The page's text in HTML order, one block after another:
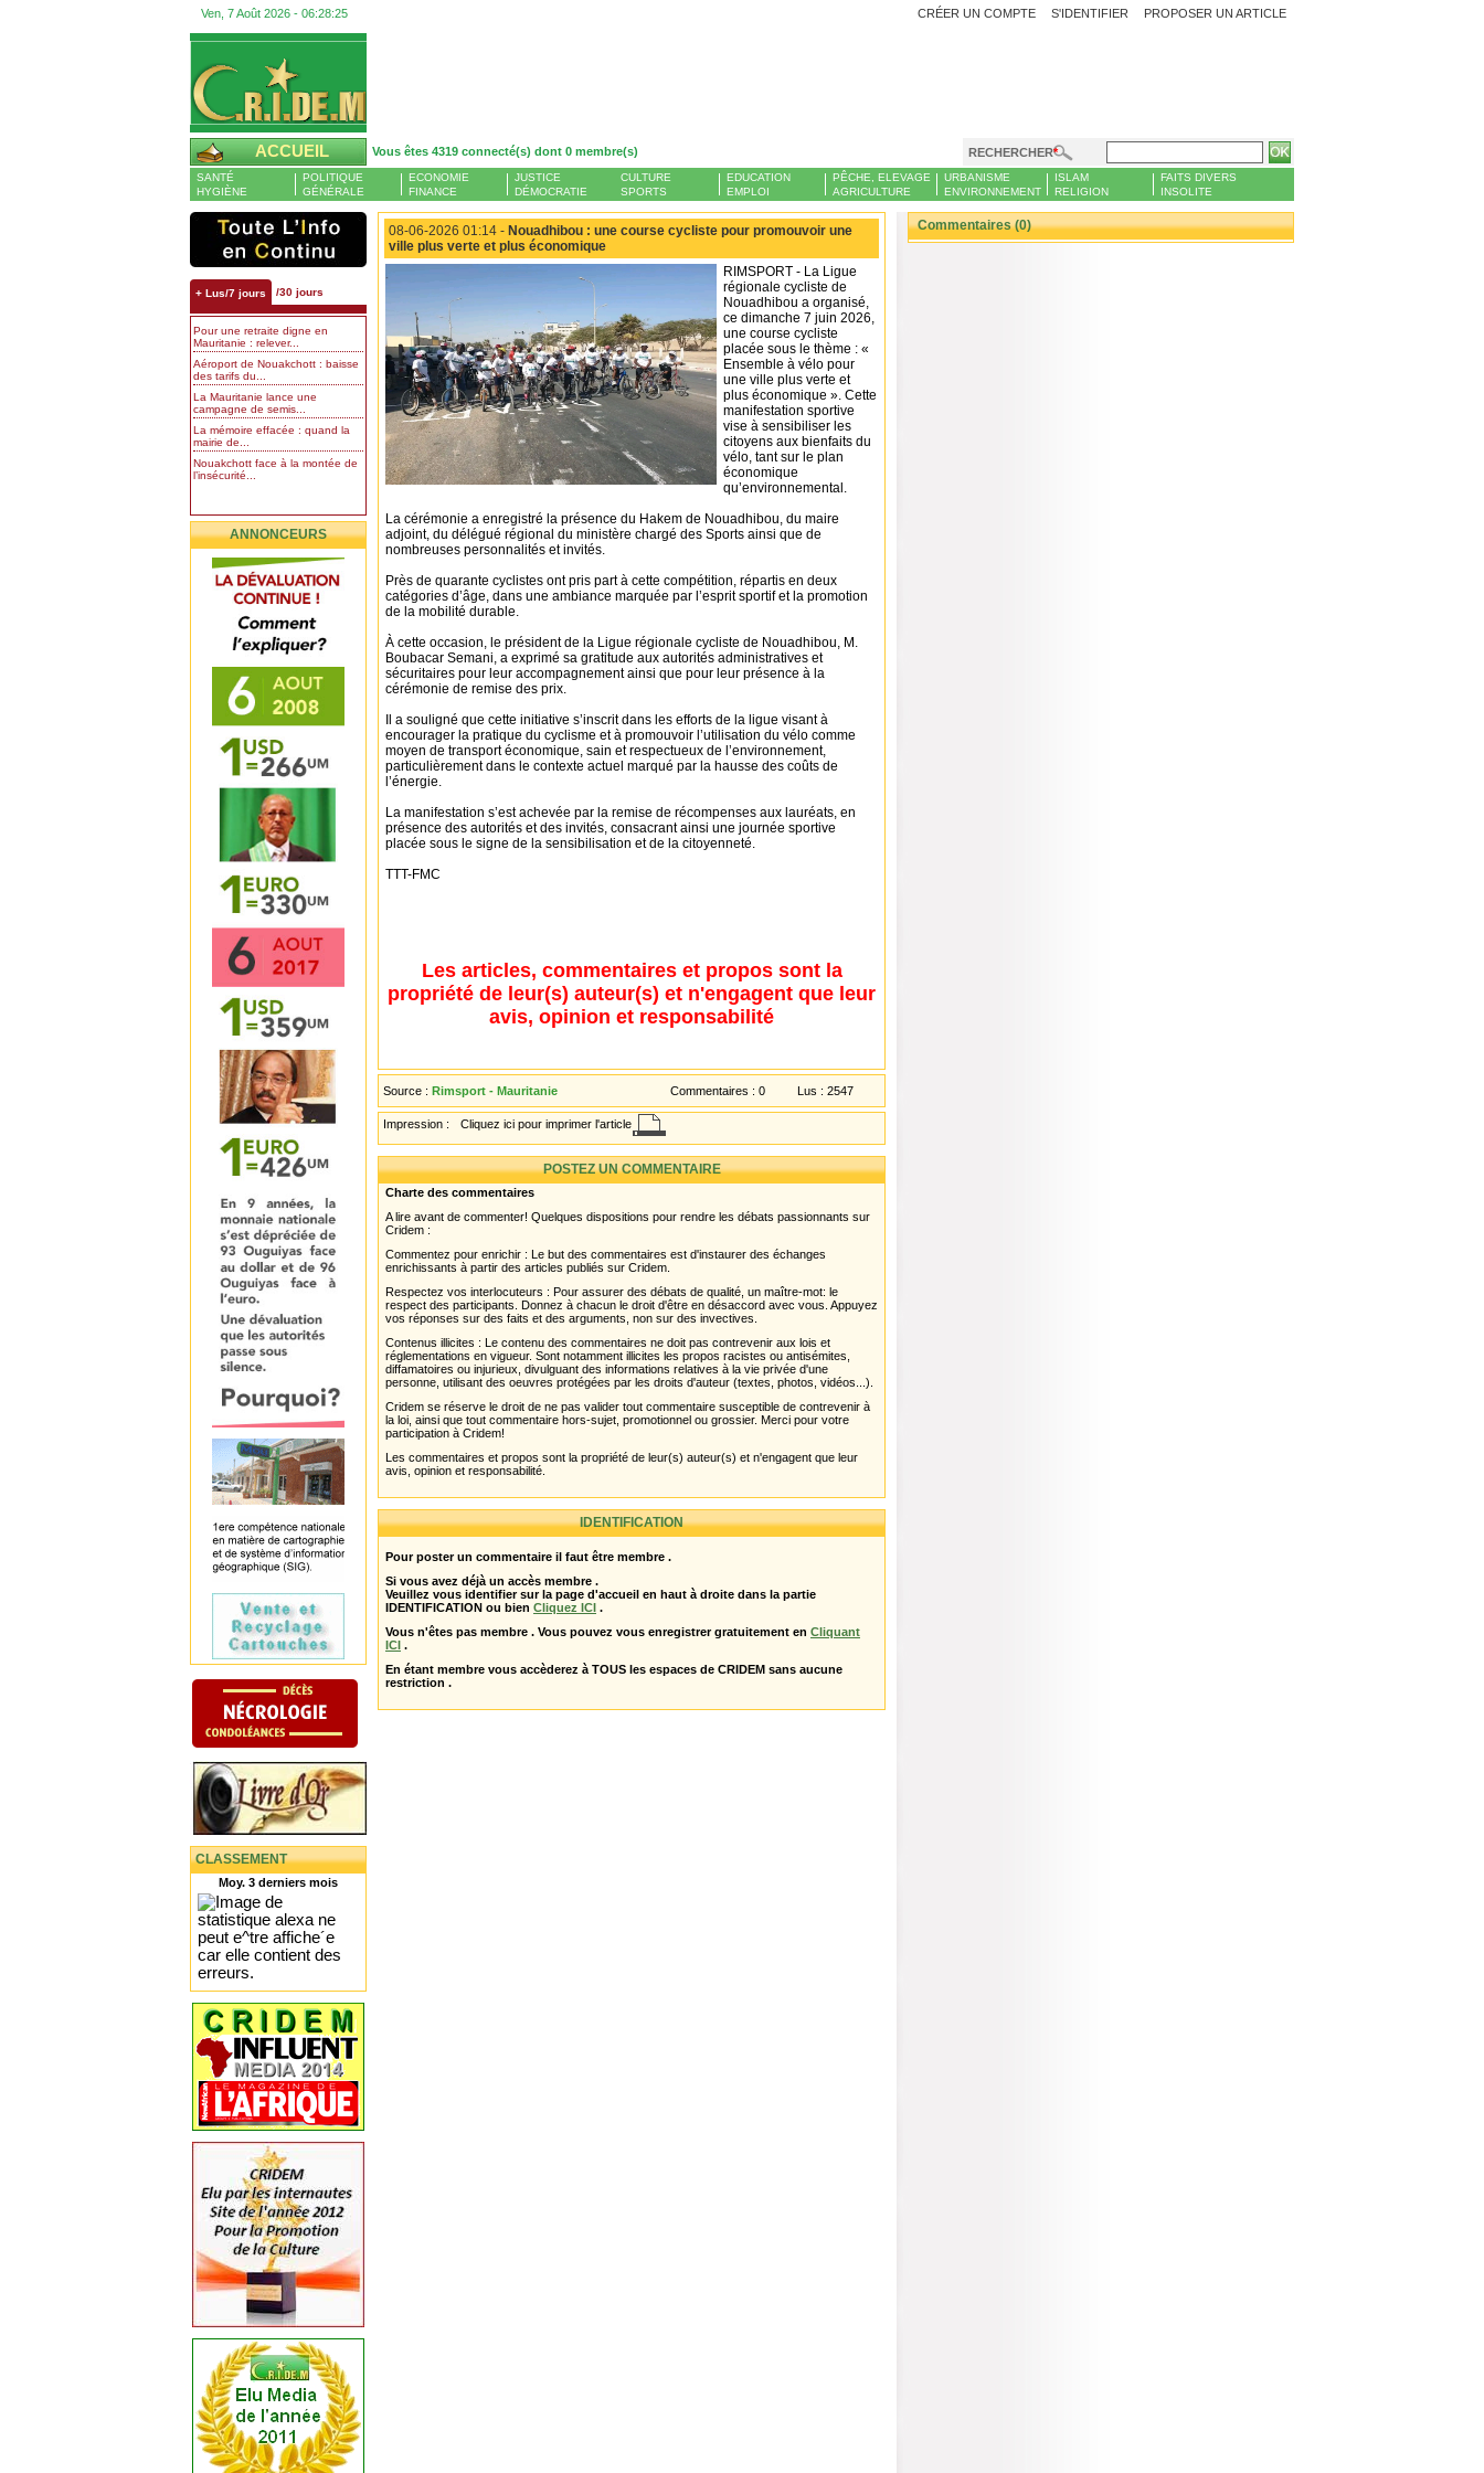
Ven, 7 Août 2026 - 06:28:26 PROPOSER UN ARTICLE
CRÉER UN COMPTE S'IDENTIFIER
ACCUEIL Vous êtes 4319 connecté(s) dont 0 membre(s) RECHERCHER
SANTÉ
HYGIÈNE
POLITIQUE
GÉNÉRALE
ECONOMIE
FINANCE
JUSTICE
DÉMOCRATIE
CULTURE
SPORTS
EDUCATION
EMPLOI
PÊCHE, ELEVAGE
AGRICULTURE
URBANISME
ENVIRONNEMENT
ISLAM
RELIGION
FAITS DIVERS
INSOLITE
+ Lus/7 jours /30 jours
Pour une retraite digne en
Mauritanie : relever...
Aéroport de Nouakchott : baisse
des tarifs du...
La Mauritanie lance une
campagne de semis...
La mémoire effacée : quand la
mairie de...
Nouakchott face à la montée de
l’insécurité...
ANNONCEURS
CLASSEMENT
Moy. 3 derniers mois
08-06-2026 01:14 - Nouadhibou : une course cycliste pour promouvoir une
ville plus verte et plus économique
RIMSPORT - La Ligue
régionale cycliste de
Nouadhibou a organisé,
ce dimanche 7 juin 2026,
une course cycliste
placée sous le thème : «
Ensemble à vélo pour
une ville plus verte et
plus économique ». Cette
manifestation sportive
vise à sensibiliser les
citoyens aux bienfaits du
vélo, tant sur le plan
économique
qu’environnemental.
La cérémonie a enregistré la présence du Hakem de Nouadhibou, du maire
adjoint, du délégué régional du ministère chargé des Sports ainsi que de
nombreuses personnalités et invités.
Près de quarante cyclistes ont pris part à cette compétition, répartis en deux
catégories d’âge, dans une ambiance marquée par l’esprit sportif et la promotion
de la mobilité durable.
À cette occasion, le président de la Ligue régionale cycliste de Nouadhibou, M.
Boubacar Semani, a exprimé sa gratitude aux autorités administratives et
sécuritaires pour leur accompagnement ainsi que pour leur présence à la
cérémonie de remise des prix.
Il a souligné que cette initiative s’inscrit dans les efforts de la ligue visant à
encourager la pratique du cyclisme et à promouvoir l’utilisation du vélo comme
moyen de transport économique, sain et respectueux de l’environnement,
particulièrement dans le contexte actuel marqué par la hausse des coûts de
l’énergie.
La manifestation s’est achevée par la remise de récompenses aux lauréats, en
présence des autorités et des invités, consacrant ainsi une journée sportive
placée sous le signe de la sensibilisation et de la citoyenneté.
TTT-FMC
Les articles, commentaires et propos sont la
propriété de leur(s) auteur(s) et n'engagent que leur
avis, opinion et responsabilité
Source : Rimsport - Mauritanie Commentaires : 0 Lus : 2547
Impression : Cliquez ici pour imprimer l'article
POSTEZ UN COMMENTAIRE
Charte des commentaires
A lire avant de commenter! Quelques dispositions pour rendre les débats passionnants sur
Cridem :
Commentez pour enrichir : Le but des commentaires est d'instaurer des échanges
enrichissants à partir des articles publiés sur Cridem.
Respectez vos interlocuteurs : Pour assurer des débats de qualité, un maître-mot: le
respect des participants. Donnez à chacun le droit d'être en désaccord avec vous. Appuyez
vos réponses sur des faits et des arguments, non sur des invectives.
Contenus illicites : Le contenu des commentaires ne doit pas contrevenir aux lois et
réglementations en vigueur. Sont notamment illicites les propos racistes ou antisémites,
diffamatoires ou injurieux, divulguant des informations relatives à la vie privée d'une
personne, utilisant des oeuvres protégées par les droits d'auteur (textes, photos, vidéos...).
Cridem se réserve le droit de ne pas valider tout commentaire susceptible de contrevenir à
la loi, ainsi que tout commentaire hors-sujet, promotionnel ou grossier. Merci pour votre
participation à Cridem!
Les commentaires et propos sont la propriété de leur(s) auteur(s) et n'engagent que leur
avis, opinion et responsabilité.
IDENTIFICATION
Pour poster un commentaire il faut être membre .
Si vous avez déjà un accès membre .
Veuillez vous identifier sur la page d'accueil en haut à droite dans la partie
IDENTIFICATION ou bien Cliquez ICI .
Vous n'êtes pas membre . Vous pouvez vous enregistrer gratuitement en Cliquant
ICI .
En étant membre vous accèderez à TOUS les espaces de CRIDEM sans aucune
restriction .
Commentaires (0)